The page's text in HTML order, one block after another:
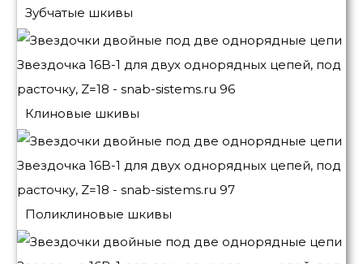
Зубчатые шкивы
Клиновые шкивы
Поликлиновые шкивы